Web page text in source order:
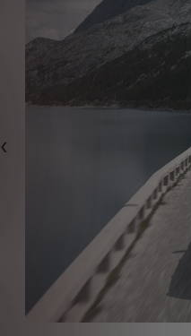
Eelmine